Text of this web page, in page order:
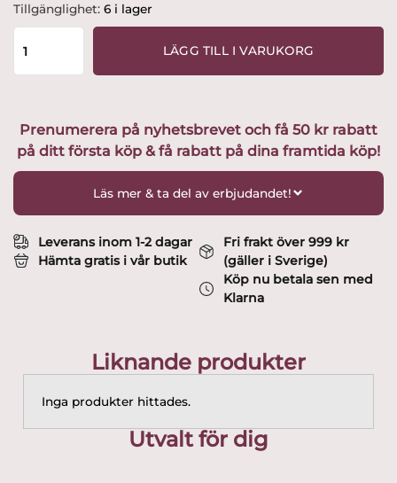
Tillgänglighet: 6 i lager
Orrefors
-
Vinglas
Fyrklövern
Alberius
mängd
LÄGG TILL I VARUKORG
Prenumerera på nyhetsbrevet och få 50 kr rabatt
på ditt första köp & få rabatt på dina framtida köp!
Läs mer & ta del av erbjudandet!
Leverans inom 1-2 dagar
Hämta gratis i vår butik
Fri frakt över 999 kr
(gäller i Sverige)
Köp nu betala sen med
Klarna
Liknande produkter
Inga produkter hittades.
Utvalt för dig